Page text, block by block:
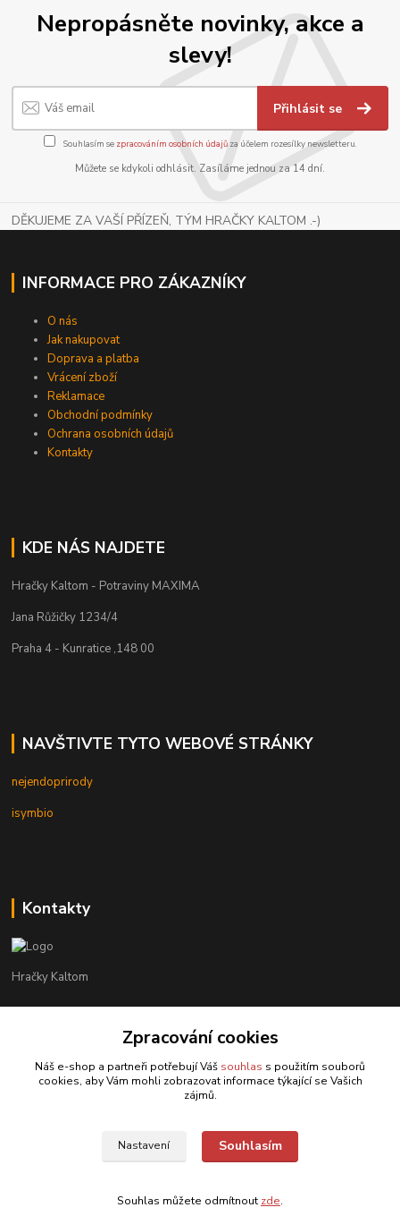
Nepropásněte novinky, akce a
slevy!
Přihlásit se
Souhlasím se zpracováním osobních údajůza účelem rozesílky newsletteru.
Můžete se kdykoli odhlásit. Zasíláme jednou za 14 dní.
DĚKUJEME ZA VAŠÍ PŘÍZEŇ, TÝM HRAČKY KALTOM .-)
INFORMACE PRO ZÁKAZNÍKY
O nás
Jak nakupovat
Doprava a platba
Vrácení zboží
Reklamace
Obchodní podmínky
Ochrana osobních údajů
Kontakty
KDE NÁS NAJDETE
Hračky Kaltom - Potraviny MAXIMA
Jana Růžičky 1234/4
Praha 4 - Kunratice ,148 00
NAVŠTIVTE TYTO WEBOVÉ STRÁNKY
nejendoprirody
isymbio
Kontakty
Hračky Kaltom
+420 777 538 008
hrackykaltom@gmail.com
Zpracování cookies
Náš e-shop a partneři potřebují Váš souhlas s použitím souborů
cookies, aby Vám mohli zobrazovat informace týkající se Vašich
zájmů.
Nastavení Souhlasím
Souhlas můžete odmítnout zde.